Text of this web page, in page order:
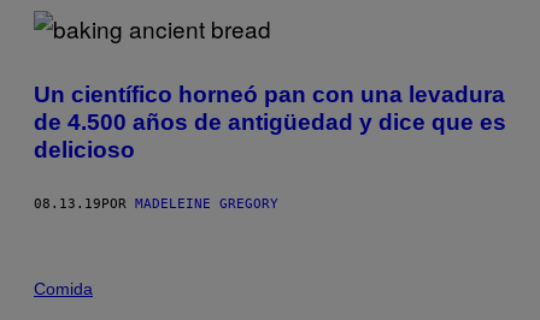
Un científico horneó pan con una levadura
de 4.500 años de antigüedad y dice que es
delicioso
08.13.19POR MADELEINE GREGORY
Comida